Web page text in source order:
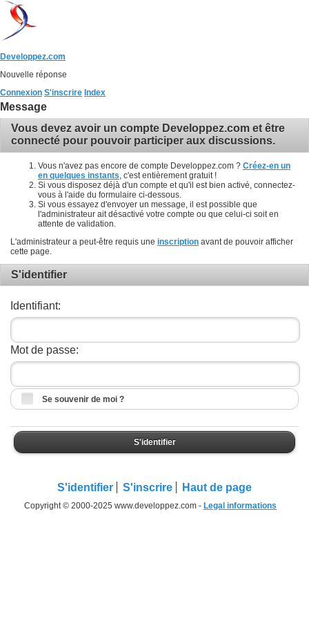
Developpez.com
Nouvelle réponse
Connexion S'inscrire Index
Message
Vous devez avoir un compte Developpez.com et être
connecté pour pouvoir participer aux discussions.
Vous n'avez pas encore de compte Developpez.com ? Créez-en un
en quelques instants , c'est entièrement gratuit !
Si vous disposez déjà d'un compte et qu'il est bien activé, connectez-
vous à l'aide du formulaire ci-dessous.
Si vous essayez d'envoyer un message, il est possible que
l'administrateur ait désactivé votre compte ou que celui-ci soit en
attente de validation.
L'administrateur a peut-être requis une inscription avant de pouvoir afficher
cette page.
S'identifier
Identifiant:
Mot de passe:
Se souvenir de moi ?
S'identifier
S'identifier S'inscrire Haut de page
Copyright © 2000-2025 www.developpez.com - Legal informations